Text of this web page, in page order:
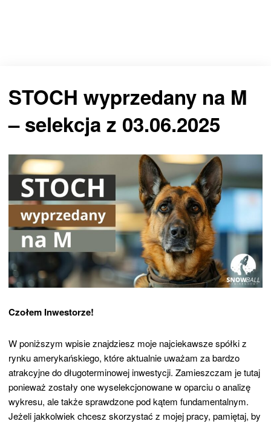
STOCH wyprzedany na M
– selekcja z 03.06.2025
Czołem Inwestorze!
W poniższym wpisie znajdziesz moje najciekawsze spółki z
rynku amerykańskiego, które aktualnie uważam za bardzo
atrakcyjne do długoterminowej inwestycji. Zamieszczam je tutaj
ponieważ zostały one wyselekcjonowane w oparciu o analizę
wykresu, ale także sprawdzone pod kątem fundamentalnym.
Jeżeli jakkolwiek chcesz skorzystać z mojej pracy, pamiętaj, by